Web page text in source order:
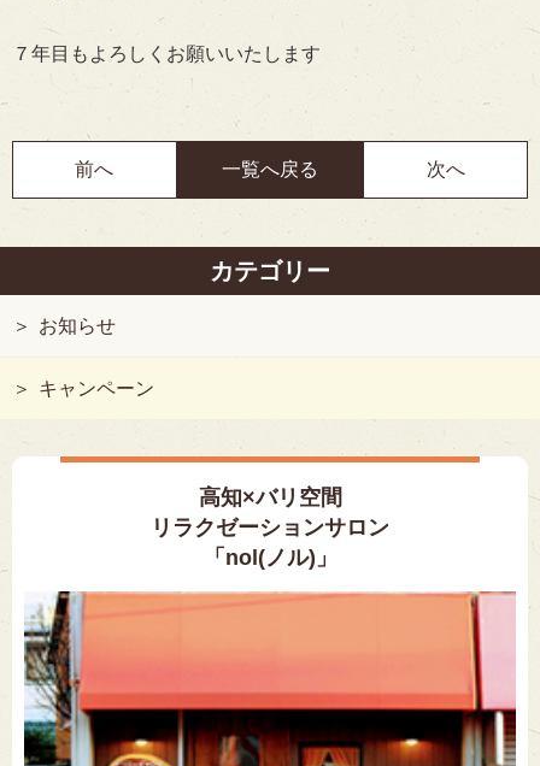
７年目もよろしくお願いいたします
前へ 一覧へ戻る 次へ
カテゴリー
お知らせ
キャンペーン
高知×バリ空間
リラクゼーションサロン
「nol(ノル)」